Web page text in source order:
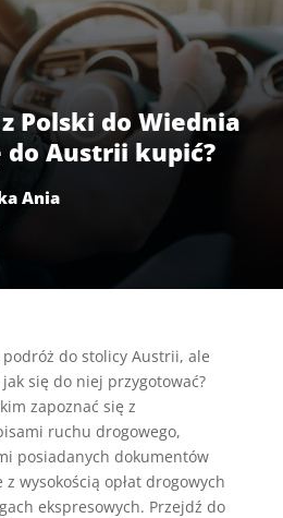
Polski do Wiednia
Austrii kupić?
Ania
do stolicy Austrii, ale
się do niej przygotować?
zapoznać się z
ruchu drogowego,
posiadanych dokumentów
wysokością opłat drogowych
ekspresowych. Przejdź do